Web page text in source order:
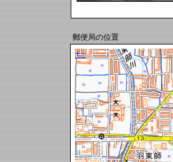
郵便局の位置